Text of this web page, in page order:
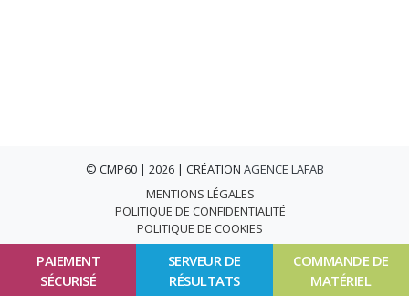
PAIEMENT
SÉCURISÉ
SERVEUR DE
RÉSULTATS
COMMANDE DE
MATÉRIEL
© CMP60 | 2026 | CRÉATION AGENCE LAFAB
MENTIONS LÉGALES
POLITIQUE DE CONFIDENTIALITÉ
POLITIQUE DE COOKIES